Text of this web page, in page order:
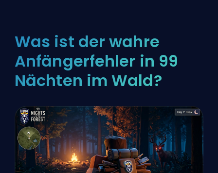
Was ist der wahre
Anfängerfehler in 99
Nächten im Wald?